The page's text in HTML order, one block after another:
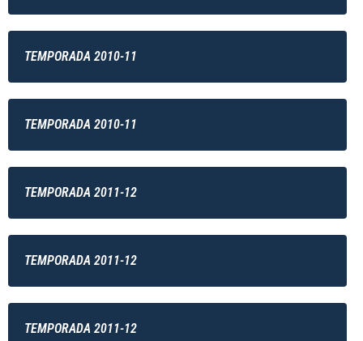
TEMPORADA 2010-11
TEMPORADA 2010-11
TEMPORADA 2011-12
TEMPORADA 2011-12
TEMPORADA 2011-12